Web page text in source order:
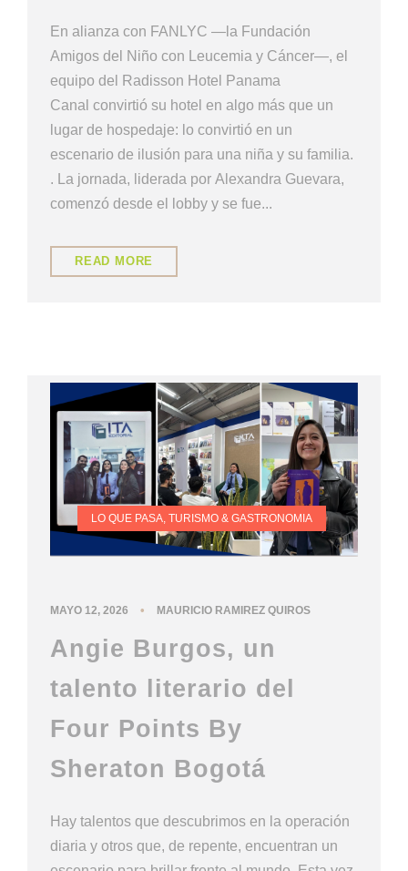
En alianza con FANLYC —la Fundación
Amigos del Niño con Leucemia y Cáncer—, el
equipo del Radisson Hotel Panama
Canal convirtió su hotel en algo más que un
lugar de hospedaje: lo convirtió en un
escenario de ilusión para una niña y su familia.
. La jornada, liderada por Alexandra Guevara,
comenzó desde el lobby y se fue...
READ MORE
LO QUE PASA, TURISMO & GASTRONOMIA
MAYO 12, 2026 • MAURICIO RAMIREZ QUIROS
Angie Burgos, un
talento literario del
Four Points By
Sheraton Bogotá
Hay talentos que descubrimos en la operación
diaria y otros que, de repente, encuentran un